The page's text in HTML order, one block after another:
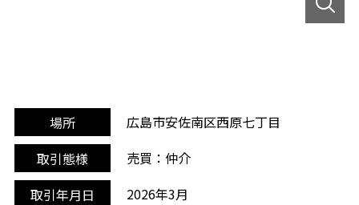
場所
広島市安佐南区西原七丁目
取引態様
売買：仲介
取引年月日
2026年3月